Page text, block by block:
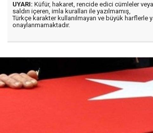
UYARI: Küfür, hakaret, rencide edici cümleler
saldırı içeren, imla kuralları ile yazılmamış,
Türkçe karakter kullanılmayan ve büyük harflerle
onaylanmamaktadır.